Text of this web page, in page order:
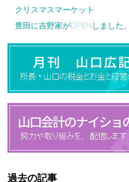
クリスマスマーケット
豊田に吉野家がOPENしました。
過去の記事